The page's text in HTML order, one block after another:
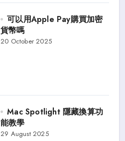
可以用Apple Pay購買加密
貨幣嗎
20 October 2025
Mac Spotlight 隱藏換算功
能教學
29 August 2025